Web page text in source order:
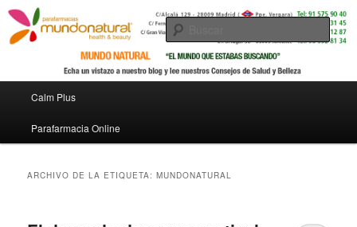
Calm Plus
Parafarmacia online –
Ir al contenido principal
Ir al contenido secundario
Calm Plus
Parafarmacia Online
ARCHIVO DE LA ETIQUETA:MUNDONATURAL